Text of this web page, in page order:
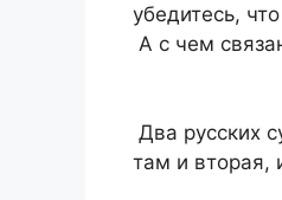
убедитесь,
А с чем
Два русских
там и